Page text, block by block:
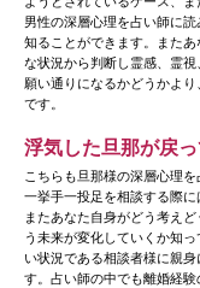
男性の深層心理を占い師に
知ることができます。また
な状況から判断し霊感、霊
願い通りになるかどうかよ
です。
浮気した旦那が戻
こちらも旦那様の深層心理
一挙手一投足を相談する際に
またあなた自身がどう考え
う未来が変化していくか知
い状況である相談者様に親
す。占い師の中でも離婚経